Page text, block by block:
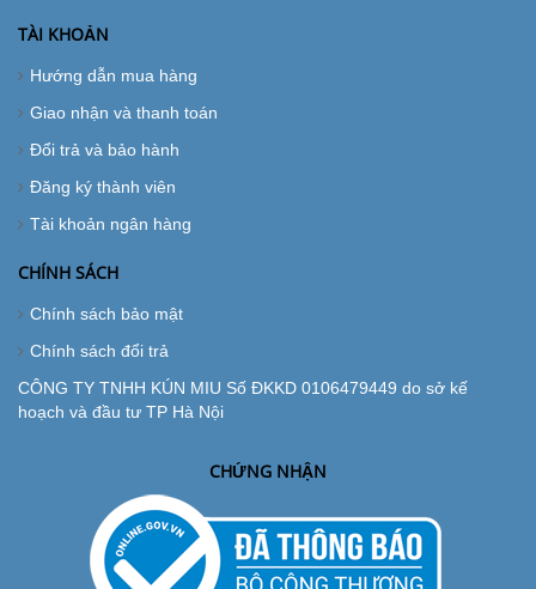
TÀI KHOẢN
Hướng dẫn mua hàng
Giao nhận và thanh toán
Đổi trả và bảo hành
Đăng ký thành viên
Tài khoản ngân hàng
CHÍNH SÁCH
Chính sách bảo mật
Chính sách đổi trả
CÔNG TY TNHH KÚN MIU Số ĐKKD 0106479449 do sở kế
hoạch và đầu tư TP Hà Nội
CHỨNG NHẬN